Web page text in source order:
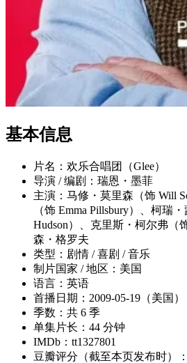
基本信息
片名：欢乐合唱团（Glee）
导演 / 编剧：瑞恩・墨菲
主演：马修・莫里森（饰 Will
（饰 Emma Pillsbury）、柯瑞
Hudson）、克里斯・柯尔弗（
森・格罗夫
类型：剧情 / 喜剧 / 音乐
制片国家 / 地区：美国
语言：英语
首播日期：2009-05-19（美国）
季数：共 6 季
单集片长：44 分钟
IMDb：tt1327801
豆瓣评分（截至本页发布时）